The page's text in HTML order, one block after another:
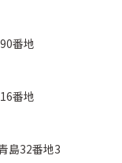
番地
番地
島32番地3